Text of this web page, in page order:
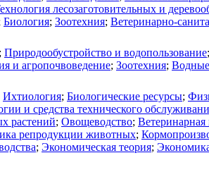
лесозаготовительных и
Биология; Зоотехния; Ветеринарно-
; Природообустройство и водопользование;
и агропочвоведение; Зоотехния; Водные
Ихтиология; Биологические ресурсы;
и средства технического
растений; Овощеводство; Ветеринарная
репродукции животных;
; Экономическая теория;